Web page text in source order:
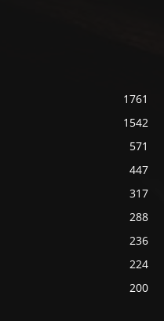
1761
1542
571
447
317
288
236
224
200